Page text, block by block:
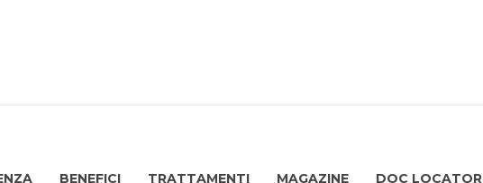
BENEFICI TRATTAMENTI MAGAZINE DOC LOCATOR